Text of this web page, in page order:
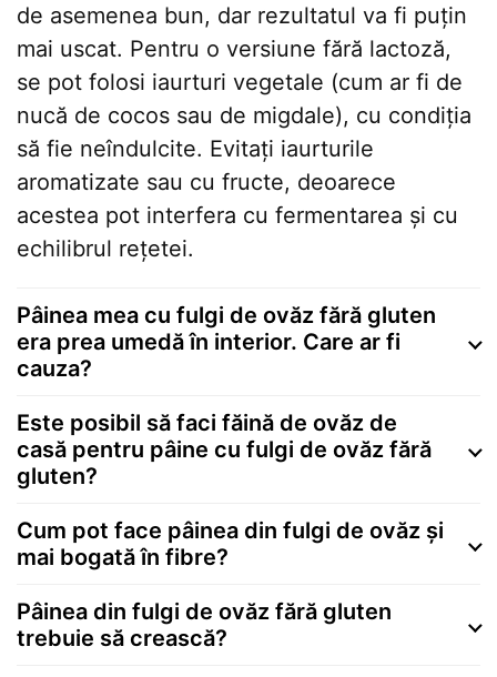
de asemenea bun, dar rezultatul va fi puțin
mai uscat. Pentru o versiune fără lactoză,
se pot folosi iaurturi vegetale (cum ar fi de
nucă de cocos sau de migdale), cu condiția
să fie neîndulcite. Evitați iaurturile
aromatizate sau cu fructe, deoarece
acestea pot interfera cu fermentarea și cu
echilibrul rețetei.
Pâinea mea cu fulgi de ovăz fără gluten
era prea umedă în interior. Care ar fi
cauza?
Este posibil să faci făină de ovăz de
casă pentru pâine cu fulgi de ovăz fără
gluten?
Cum pot face pâinea din fulgi de ovăz și
mai bogată în fibre?
Pâinea din fulgi de ovăz fără gluten
trebuie să crească?